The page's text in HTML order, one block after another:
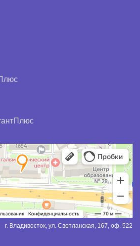
г. Владивосток, ул. Светланская, 167, оф. 522